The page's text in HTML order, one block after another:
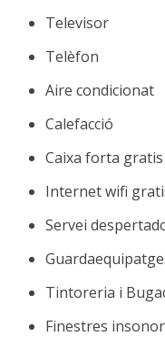
Televisor
Telèfon
Aire condicionat
Calefacció
Caixa forta gratis
Internet wifi
Servei
Tintoreria i
Finestres